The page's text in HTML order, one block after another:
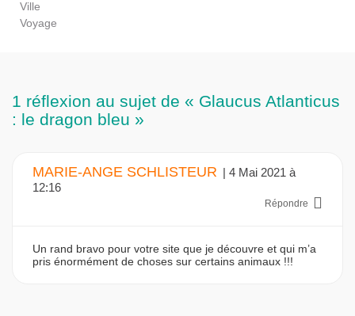
Ville
Voyage
1 réflexion au sujet de « Glaucus Atlanticus
: le dragon bleu »
MARIE-ANGE SCHLISTEUR | 4 Mai 2021 à
12:16
Répondre
Un rand bravo pour votre site que je découvre et qui m’a
pris énormément de choses sur certains animaux !!!